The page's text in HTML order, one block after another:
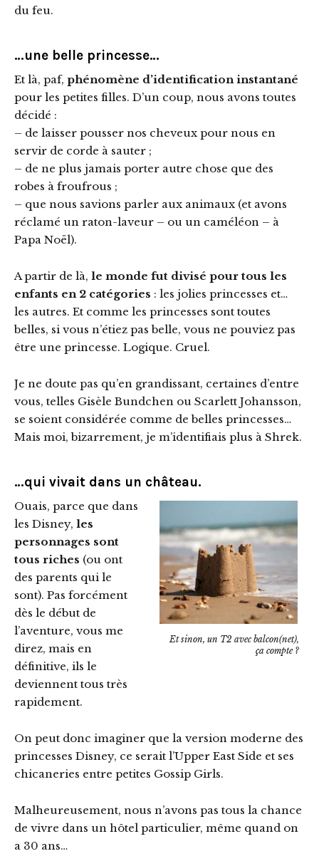
du feu.
…une belle princesse…
Et là, paf, phénomène d’identification instantané
pour les petites filles. D’un coup, nous avons toutes
décidé :
– de laisser pousser nos cheveux pour nous en
servir de corde à sauter ;
– de ne plus jamais porter autre chose que des
robes à froufrous ;
– que nous savions parler aux animaux (et avons
réclamé un raton-laveur – ou un caméléon – à
Papa Noël).
A partir de là, le monde fut divisé pour tous les
enfants en 2 catégories : les jolies princesses et…
les autres. Et comme les princesses sont toutes
belles, si vous n’étiez pas belle, vous ne pouviez pas
être une princesse. Logique. Cruel.
Je ne doute pas qu’en grandissant, certaines d’entre
vous, telles Gisèle Bundchen ou Scarlett Johansson,
se soient considérée comme de belles princesses…
Mais moi, bizarrement, je m’identifiais plus à Shrek.
…qui vivait dans un château.
Et sinon, un T2 avec balcon(net),
ça compte ?
Ouais, parce que dans
les Disney, les
personnages sont
tous riches (ou ont
des parents qui le
sont). Pas forcément
dès le début de
l’aventure, vous me
direz, mais en
définitive, ils le
deviennent tous très
rapidement.
On peut donc imaginer que la version moderne des
princesses Disney, ce serait l’Upper East Side et ses
chicaneries entre petites Gossip Girls.
Malheureusement, nous n’avons pas tous la chance
de vivre dans un hôtel particulier, même quand on
a 30 ans…